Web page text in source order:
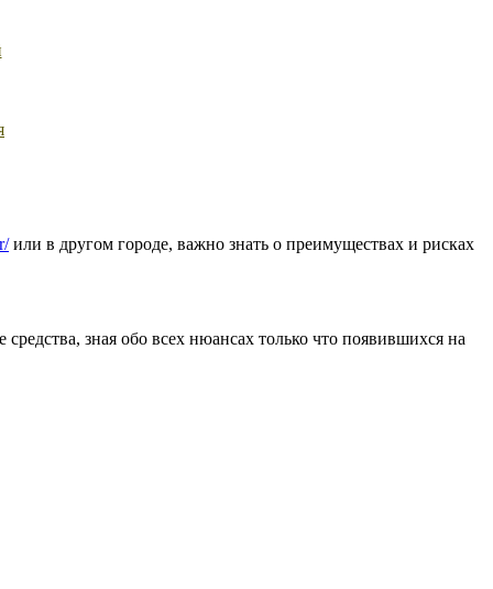
или в другом городе, важно знать о преимуществах и рисках
зная обо всех нюансах только что появившихся на